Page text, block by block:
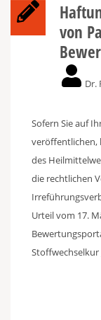
von
Dr.
Sofern Sie auf
veröffentlichen,
des
die rechtlichen
Urteil vom 17.